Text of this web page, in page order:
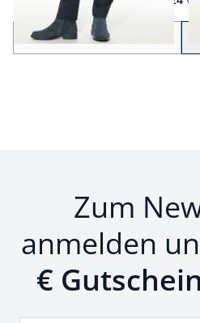
Zurück
Zum
anmelden
€ Gutschein